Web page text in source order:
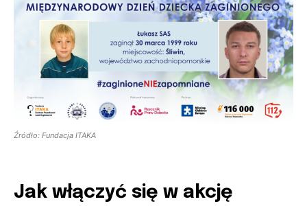
Źródło: Fundacja ITAKA
Jak włączyć się w akcję